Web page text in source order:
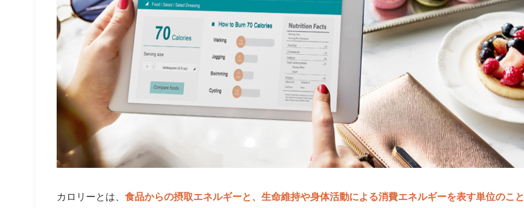
カロリーとは、食品からの摂取エネルギーと、生命維持や身体活動による消費エネルギーを表す単位のこと